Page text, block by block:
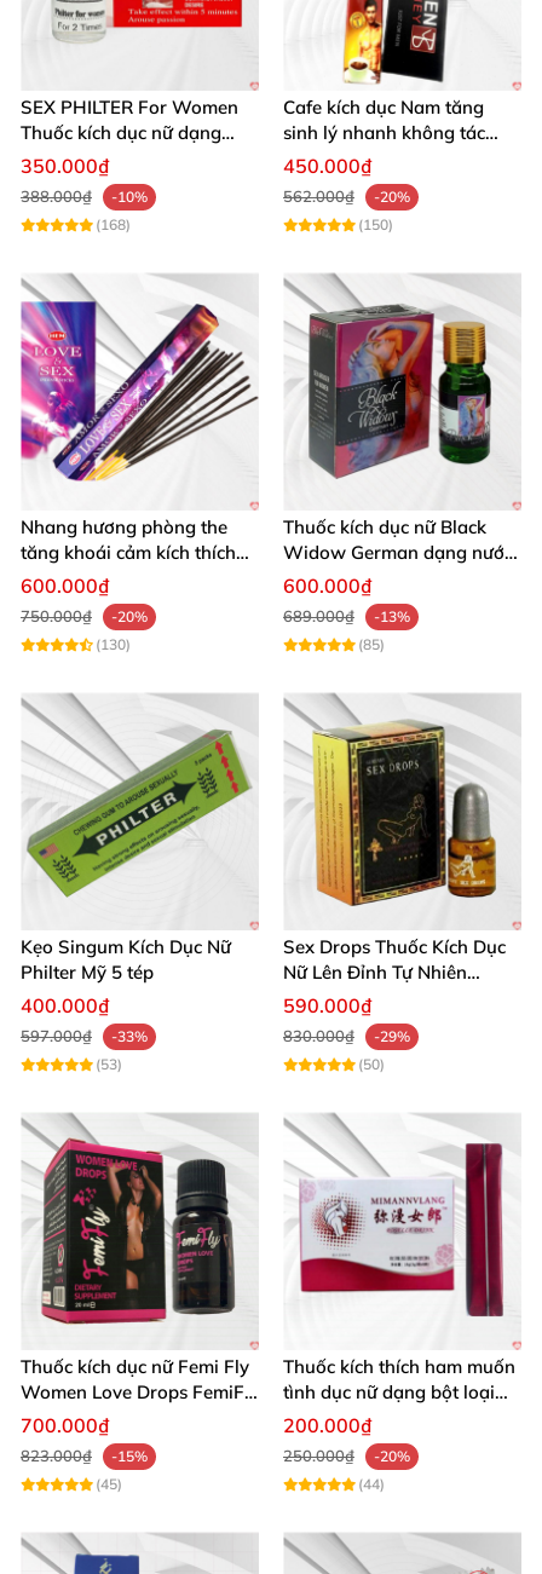
SEX PHILTER For Women
Thuốc kích dục nữ dạng
nước chính hãng Mỹ tốt
350.000₫
388.000₫
-10%
(168)
Cafe kích dục Nam tăng
sinh lý nhanh không tác
dụng phụ hiệu quả
450.000₫
562.000₫
-20%
(150)
Nhang hương phòng the
tăng khoái cảm kích thích
ham muốn nhẹ nhàng tự
600.000₫
750.000₫
-20%
(130)
Thuốc kích dục nữ Black
Widow German dạng nước
không mùi cực mạnh giá rẻ
600.000₫
689.000₫
-13%
(85)
Kẹo Singum Kích Dục Nữ
Philter Mỹ 5 tép
400.000₫
597.000₫
-33%
(53)
Sex Drops Thuốc Kích Dục
Nữ Lên Đỉnh Tự Nhiên
Không Mùi
590.000₫
830.000₫
-29%
(50)
Thuốc kích dục nữ Femi Fly
Women Love Drops FemiFly
chính hãng cực mạnh
700.000₫
823.000₫
-15%
(45)
Thuốc kích thích ham muốn
tình dục nữ dạng bột loại
cực mạnh
200.000₫
250.000₫
-20%
(44)